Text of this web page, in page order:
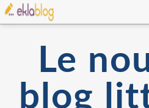
Le
blog